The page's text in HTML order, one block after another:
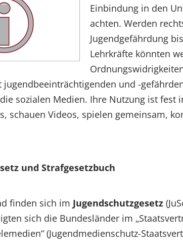
Einbindung in den
achten. Werden
Jugendgefährdung
Lehrkräfte könnten
und -
sozialen Medien. Ihre Nutzung ist
schauen Videos, spielen gemeinsam,
und Strafgesetzbuch
finden sich im Jugendschutzgesetz
sich die Bundesländer im
(Jugendmedienschutz-